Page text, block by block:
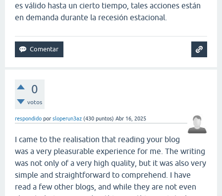
es válido hasta un cierto tiempo, tales acciones están
en demanda durante la recesión estacional.
0
votos
respondido por sloperun3az (430 puntos) Abr 16, 2025
I came to the realisation that reading your blog
was a very pleasurable experience for me. The writing
was not only of a very high quality, but it was also very
simple and straightforward to comprehend. I have
read a few other blogs, and while they are not even